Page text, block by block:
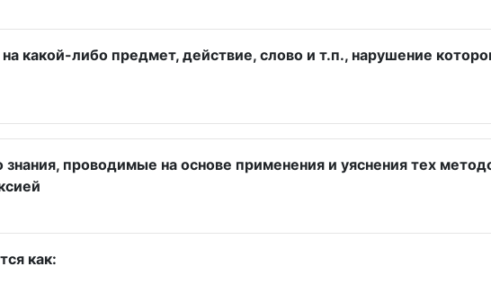
какой-либо предмет, действие, слово и т.п., нарушение
знания, проводимые на основе применения и уяснения тех
как: